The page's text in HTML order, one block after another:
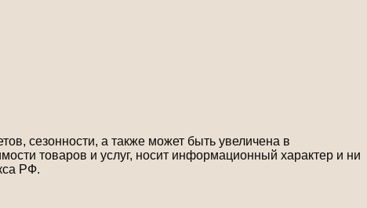
сезонности, а также может быть увеличена в
товаров и услуг, носит информационный характер и ни
РФ.